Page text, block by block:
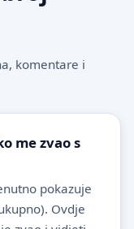
komentare i
me zvao s
pokazuje
Ovdje